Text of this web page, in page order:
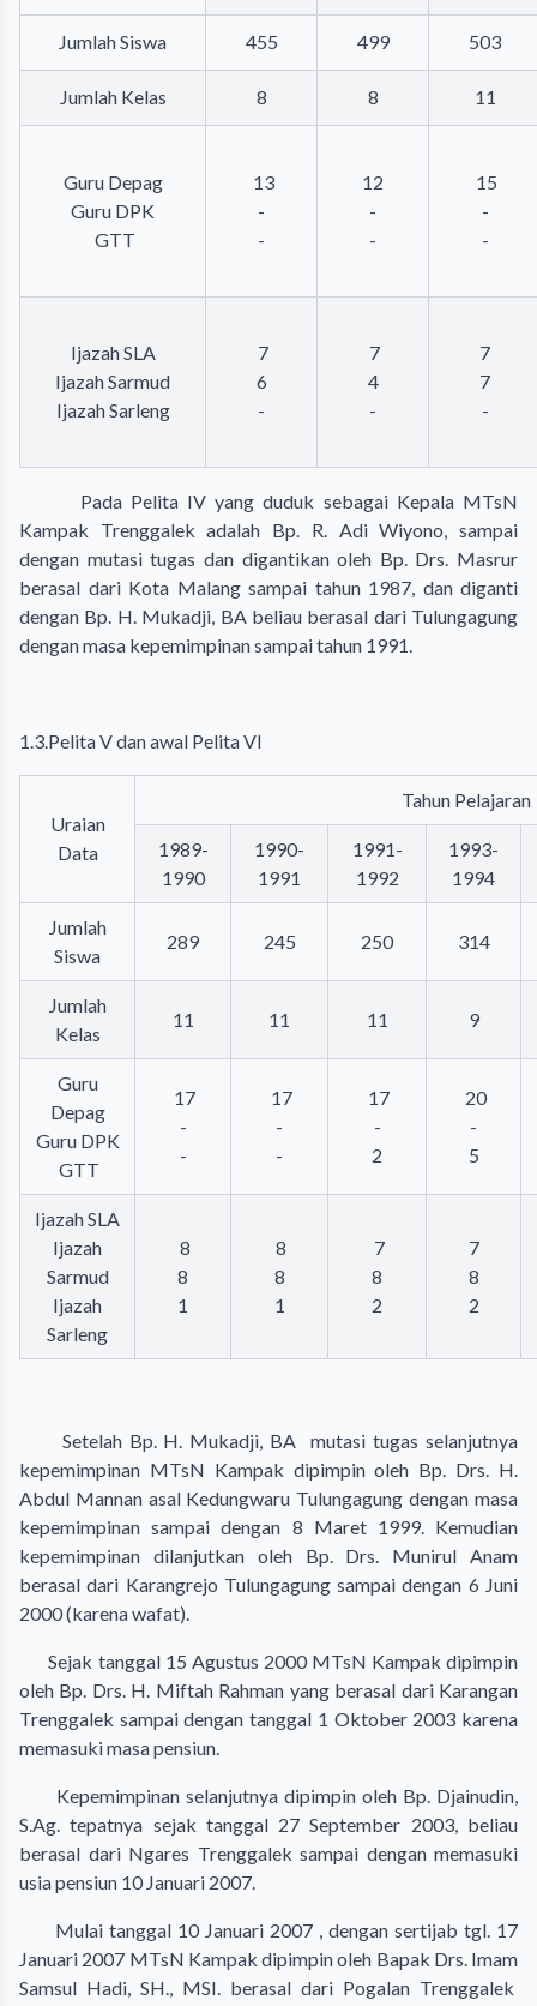
Jumlah Siswa 455 499 503
Jumlah Kelas 8 8 11
Guru Depag
Guru DPK
GTT
13
-
-
12
-
-
15
-
-
Ijazah SLA
Ijazah Sarmud
Ijazah Sarleng
7
6
-
7
4
-
7
7
-
Pada Pelita IV yang duduk sebagai Kepala MTsN
Kampak Trenggalek adalah Bp. R. Adi Wiyono, sampai
dengan mutasi tugas dan digantikan oleh Bp. Drs. Masrur
berasal dari Kota Malang sampai tahun 1987, dan diganti
dengan Bp. H. Mukadji, BA beliau berasal dari Tulungagung
dengan masa kepemimpinan sampai tahun 1991.
1.3.Pelita V dan awal Pelita VI
Uraian
Data
Tahun Pelajaran
1989-
1990
1990-
1991
1991-
1992
1993-
1994
Jumlah
Siswa
289 245 250 314
Jumlah
Kelas
11 11 11 9
Guru
Depag
Guru DPK
GTT
17
-
-
17
-
-
17
-
2
20
-
5
Ijazah SLA
Ijazah
Sarmud
Ijazah
Sarleng
8
8
1
8
8
1
7
8
2
7
8
2
Setelah Bp. H. Mukadji, BA mutasi tugas selanjutnya
kepemimpinan MTsN Kampak dipimpin oleh Bp. Drs. H.
Abdul Mannan asal Kedungwaru Tulungagung dengan masa
kepemimpinan sampai dengan 8 Maret 1999. Kemudian
kepemimpinan dilanjutkan oleh Bp. Drs. Munirul Anam
berasal dari Karangrejo Tulungagung sampai dengan 6 Juni
2000 (karena wafat).
Sejak tanggal 15 Agustus 2000 MTsN Kampak dipimpin
oleh Bp. Drs. H. Miftah Rahman yang berasal dari Karangan
Trenggalek sampai dengan tanggal 1 Oktober 2003 karena
memasuki masa pensiun.
Kepemimpinan selanjutnya dipimpin oleh Bp. Djainudin,
S.Ag. tepatnya sejak tanggal 27 September 2003, beliau
berasal dari Ngares Trenggalek sampai dengan memasuki
usia pensiun 10 Januari 2007.
Mulai tanggal 10 Januari 2007 , dengan sertijab tgl. 17
Januari 2007 MTsN Kampak dipimpin oleh Bapak Drs. Imam
Samsul Hadi, SH., MSI. berasal dari Pogalan Trenggalek